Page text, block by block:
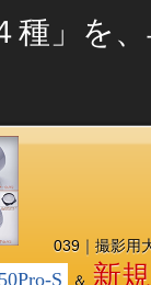
種」を
039｜撮影用
S ＆ 新